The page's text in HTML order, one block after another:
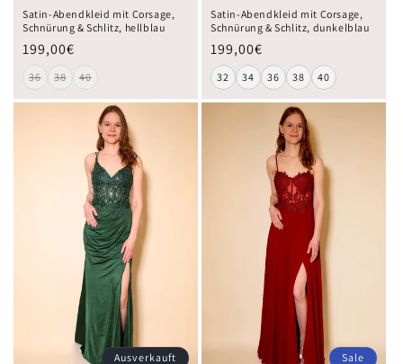
Satin-Abendkleid mit Corsage,
Schnürung & Schlitz, hellblau
199,00€
36 38 40
Satin-Abendkleid mit Corsage,
Schnürung & Schlitz, dunkelblau
199,00€
32 34 36 38 40
Ausverkauft Sale